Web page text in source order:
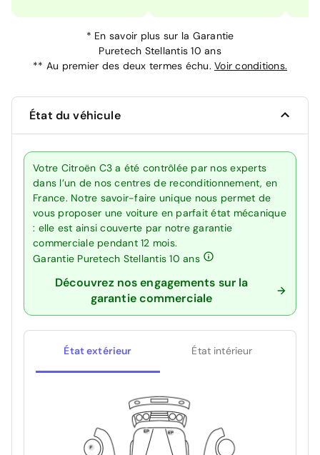
* En savoir plus sur la Garantie
Puretech Stellantis 10 ans
** Au premier des deux termes échu. Voir conditions.
État du véhicule
Votre Citroën C3 a été contrôlée par nos experts
dans l’un de nos centres de reconditionnement, en
France. Notre savoir-faire unique nous permet de
vous proposer une voiture en parfait état mécanique
: elle est ainsi couverte par notre garantie
commerciale pendant 12 mois.
Garantie Puretech Stellantis 10 ans
Découvrez nos engagements sur la
garantie commerciale
État extérieur État intérieur